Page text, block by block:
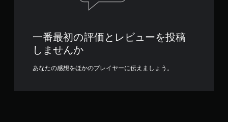
一番最初の評価とレビューを投稿
しませんか
あなたの感想をほかのプレイヤーに伝えましょう。